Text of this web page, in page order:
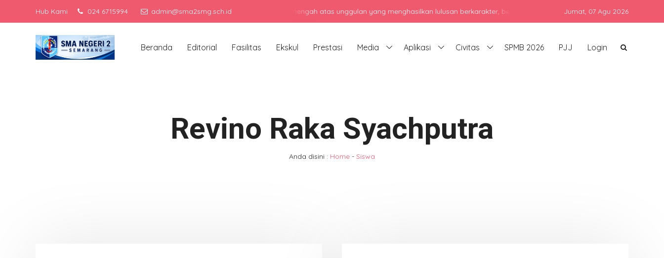
Hub Kami 024 6715994 admin@sma2smg.sch.idMenjadi sekolah menengah atas unggulan yang menghasilkan lulusan berkarakter, berprestasi, dan siap bersaing di era global dengan
Jumat, 07 Agu 2026
Beranda Editorial Fasilitas Ekskul Prestasi Media Aplikasi Civitas SPMB 2026 PJJ Login
Revino Raka Syachputra
Anda disini : Home - Siswa